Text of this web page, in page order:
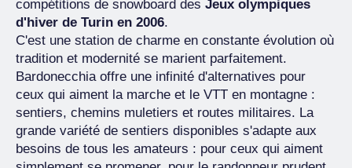
compétitions de snowboard des Jeux olympiques
d'hiver de Turin en 2006.
C'est une station de charme en constante évolution où
tradition et modernité se marient parfaitement.
Bardonecchia offre une infinité d'alternatives pour
ceux qui aiment la marche et le VTT en montagne :
sentiers, chemins muletiers et routes militaires. La
grande variété de sentiers disponibles s'adapte aux
besoins de tous les amateurs : pour ceux qui aiment